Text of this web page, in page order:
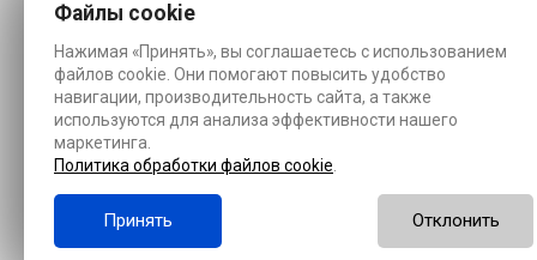
Файлы cookie
Нажимая «Принять», вы соглашаетесь с использованием
файлов cookie. Они помогают повысить удобство
навигации, производительность сайта, а также
используются для анализа эффективности нашего
маркетинга.
Политика обработки файлов cookie.
Принять Отклонить